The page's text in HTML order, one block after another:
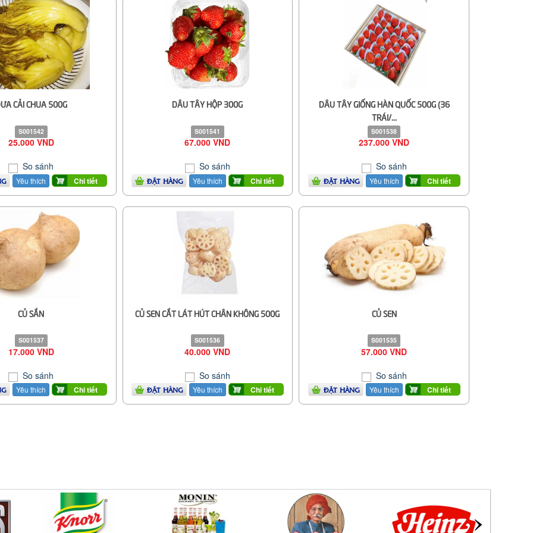
CẢI CHUA 500G
S001542
25.000 VND
So sánh
Yêu thích Chi tiết
DÂU TÂY HỘP 300G
S001541
67.000 VND
So sánh
ĐẶT HÀNG Yêu thích Chi tiết
DÂU TÂY GIỐNG HÀN QUỐC 500G (36
TRÁI/...
S001538
237.000 VND
So sánh
ĐẶT HÀNG Yêu thích Chi tiết
CỦ SẮN
S001537
17.000 VND
So sánh
Yêu thích Chi tiết
CỦ SEN CẮT LÁT HÚT CHÂN KHÔNG 500G
S001536
40.000 VND
So sánh
ĐẶT HÀNG Yêu thích Chi tiết
CỦ SEN
S001535
57.000 VND
So sánh
ĐẶT HÀNG Yêu thích Chi tiết